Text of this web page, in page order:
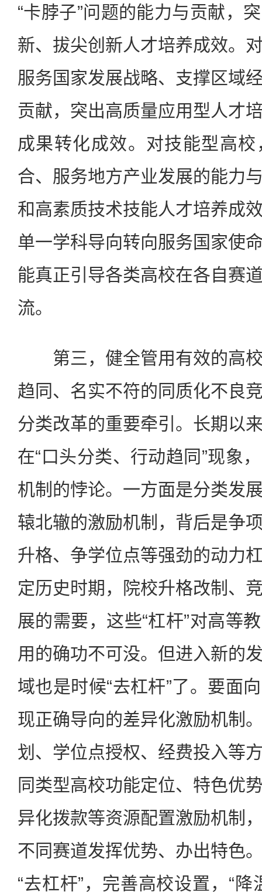
“卡脖子”问题的能力与贡献，
新、拔尖创新人才培养成效。
服务国家发展战略、支撑区域
贡献，突出高质量应用型人才
成果转化成效。对技能型高
合、服务地方产业发展的能力
和高素质技术技能人才培养成
单一学科导向转向服务国家使
能真正引导各类高校在各自赛
流。
第三，健全管用有效的高校
趋同、名实不符的同质化不良
分类改革的重要牵引。长期以
在“口头分类、行动趋同”现象
机制的悖论。一方面是分类发
辕北辙的激励机制，背后是争
升格、争学位点等强劲的动力
定历史时期，院校升格改制、
展的需要，这些“杠杆”对高等
用的确功不可没。但进入新的
域也是时候“去杠杆”了。要面
现正确导向的差异化激励机制
划、学位点授权、经费投入等
同类型高校功能定位、特色优
异化拨款等资源配置激励机制
不同赛道发挥优势、办出特色
“去杠杆”，完善高校设置，“